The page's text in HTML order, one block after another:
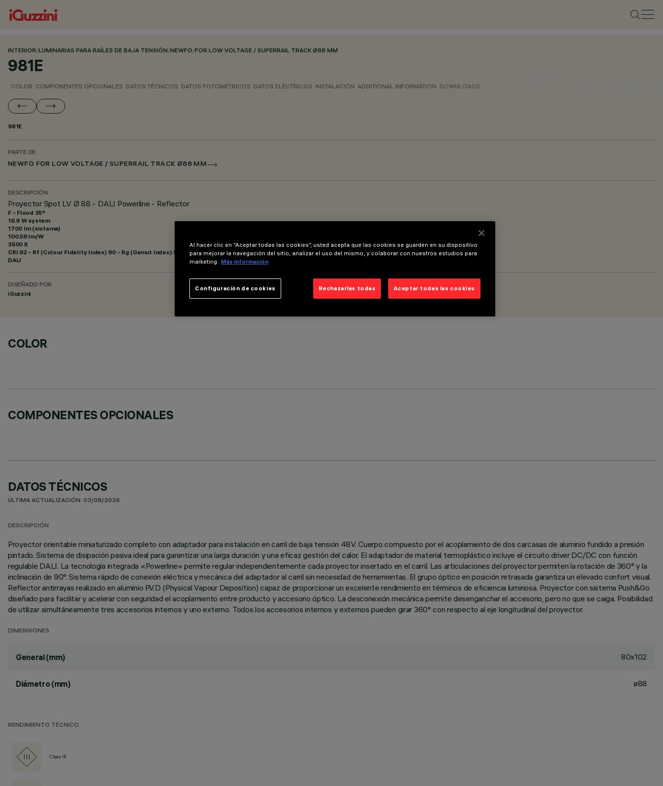
INTERIOR/LUMINARIAS PARA RAÍLES DE BAJA TENSIÓN/NEWFO/FOR LOW VOLTAGE / SUPERRAIL TRACK Ø88 MM
981E
COLOR COMPONENTES OPCIONALES DATOS TÉCNICOS DATOS FOTOMÉTRICOS DATOS ELÉCTRICOS INSTALACIÓN ADDITIONAL INFORMATION DOWNLOADS
981E
PARTE DE
NEWFO FOR LOW VOLTAGE / SUPERRAIL TRACK Ø88 MM
DESCRIPCIÓN
Proyector Spot LV Ø 88 - DALI Powerline - Reflector
F - Flood 35°
16.9 W system
1700 lm (sistema)
100.59 lm/W
3500 K
CRI 92 - Rf (Colour Fidelity Index) 90 - Rg (Gamut Index) 98
DALI
DISEÑADO POR
iGuzzini
COLOR
COMPONENTES OPCIONALES
DATOS TÉCNICOS
ÚLTIMA ACTUALIZACIÓN: 03/08/2026
DESCRIPCIÓN
Proyector orientable miniaturizado completo con adaptador para instalación en carril de baja tensión 48V. Cuerpo compuesto por el acoplamiento de dos carcasas de aluminio fundido a presión
pintado. Sistema de disipación pasiva ideal para garantizar una larga duración y una eficaz gestión del calor. El adaptador de material termoplástico incluye el circuito driver DC/DC con función
regulable DALI. La tecnología integrada «Powerline» permite regular independientemente cada proyector insertado en el carril. Las articulaciones del proyector permiten la rotación de 360° y la
inclinación de 90°. Sistema rápido de conexión eléctrica y mecánica del adaptador al carril sin necesidad de herramientas. El grupo óptico en posición retrasada garantiza un elevado confort visual.
Reflector antirrayas realizado en aluminio P.V.D (Physical Vapour Deposition) capaz de proporcionar un excelente rendimiento en términos de eficiencia luminosa. Proyector con sistema Push&Go
diseñado para facilitar y acelerar con seguridad el acoplamiento entre producto y accesorio óptico. La desconexión mecánica permite desenganchar el accesorio, pero no que se caiga. Posibilidad
de utilizar simultáneamente tres accesorios internos y uno externo. Todos los accesorios internos y externos pueden girar 360° con respecto al eje longitudinal del proyector.
DIMENSIONES
General (mm) 80x102
Diámetro (mm) ø88
RENDIMIENTO TÉCNICO
Class III
Al hacer clic en “Aceptar todas las cookies”, usted acepta que las cookies se guarden en su dispositivo
para mejorar la navegación del sitio, analizar el uso del mismo, y colaborar con nuestros estudios para
marketing. Más información
Rechazarlas todas Aceptar todas las cookies
Configuración de cookies